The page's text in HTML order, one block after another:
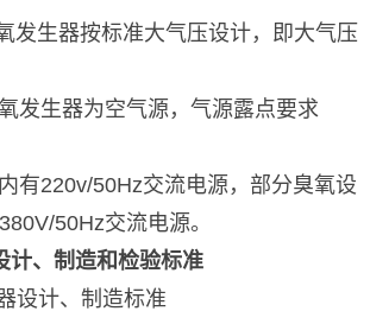
发生器按标准大气压设计，即大气压
发生器为空气源，气源露点要求
有220v/50Hz交流电源，部分臭氧设
50Hz交流电源。
计、制造和检验标准
设计、制造标准